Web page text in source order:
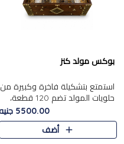
بوكس مولد كنز
استمتع بتشكيلة فاخرة وكبيرة من
حلويات المولد تضم 120 قطعة،
5500.00 جنيه
أضف